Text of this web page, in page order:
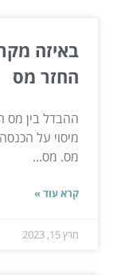
באיזה
החזר מס
ההבדל בין מס
מיסוי על
מס. מס...
קרא עוד »
מרץ 15, 2023